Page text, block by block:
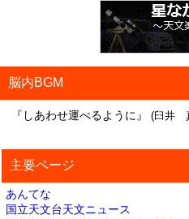
脳内BGM
『しあわせ運べるように』 (臼井
主要ページ
あんてな
国立天文台天文ニュース